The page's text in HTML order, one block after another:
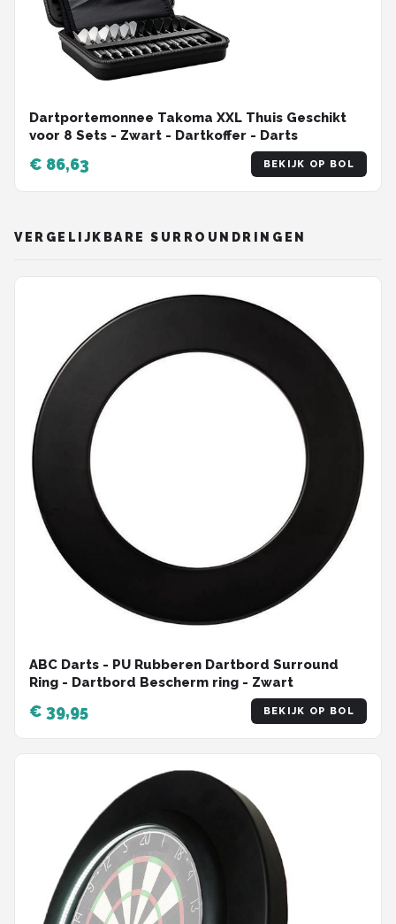
Dartportemonnee Takoma XXL Thuis Geschikt
voor 8 Sets - Zwart - Dartkoffer - Darts
€ 86,63 BEKIJK OP BOL
VERGELIJKBARE SURROUNDRINGEN
ABC Darts - PU Rubberen Dartbord Surround
Ring - Dartbord Bescherm ring - Zwart
€ 39,95 BEKIJK OP BOL